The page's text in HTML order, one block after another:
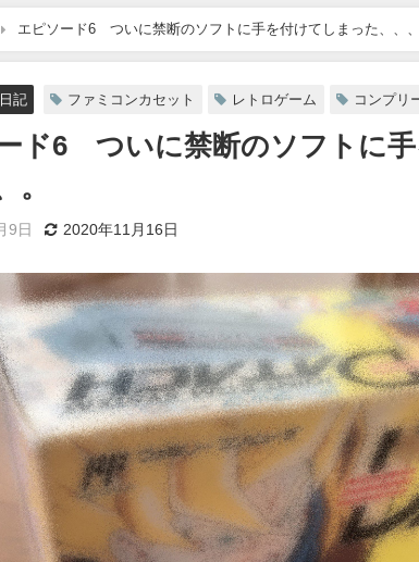
エピソード6 ついに禁断のソフトに手を付けてしまった、、、
記 ファミコンカセット レトロゲーム コンプリ
ド6 ついに禁断のソフトに手
。
9日 2020年11月16日